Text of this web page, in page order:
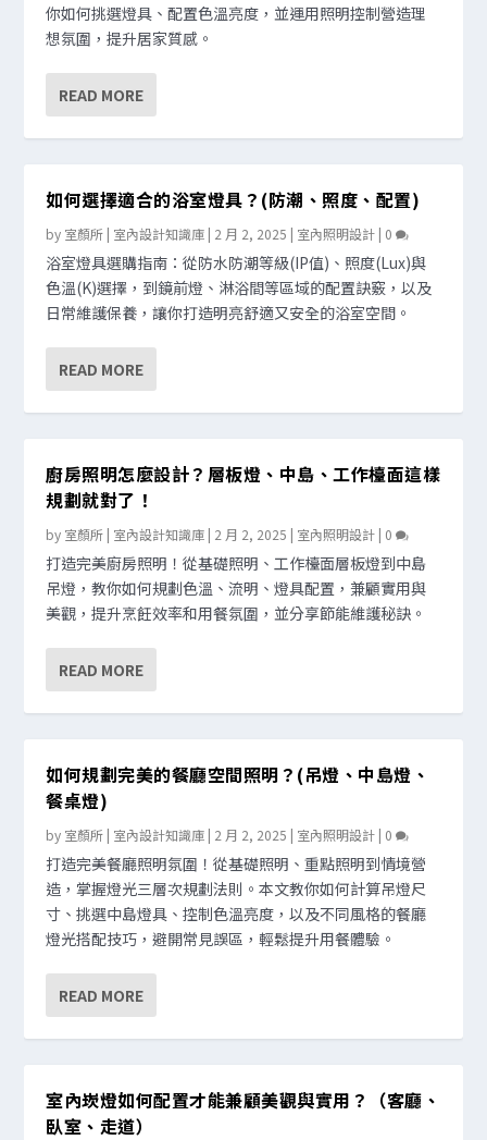
你如何挑選燈具、配置色溫亮度，並運用照明控制營造理
想氛圍，提升居家質感。
READ MORE
如何選擇適合的浴室燈具？(防潮、照度、配置)
by 室顏所 | 室內設計知識庫 | 2 月 2, 2025 | 室內照明設計 | 0
浴室燈具選購指南：從防水防潮等級(IP值)、照度(Lux)與
色溫(K)選擇，到鏡前燈、淋浴間等區域的配置訣竅，以及
日常維護保養，讓你打造明亮舒適又安全的浴室空間。
READ MORE
廚房照明怎麼設計？層板燈、中島、工作檯面這樣
規劃就對了！
by 室顏所 | 室內設計知識庫 | 2 月 2, 2025 | 室內照明設計 | 0
打造完美廚房照明！從基礎照明、工作檯面層板燈到中島
吊燈，教你如何規劃色溫、流明、燈具配置，兼顧實用與
美觀，提升烹飪效率和用餐氛圍，並分享節能維護秘訣。
READ MORE
如何規劃完美的餐廳空間照明？(吊燈、中島燈、
餐桌燈)
by 室顏所 | 室內設計知識庫 | 2 月 2, 2025 | 室內照明設計 | 0
打造完美餐廳照明氛圍！從基礎照明、重點照明到情境營
造，掌握燈光三層次規劃法則。本文教你如何計算吊燈尺
寸、挑選中島燈具、控制色溫亮度，以及不同風格的餐廳
燈光搭配技巧，避開常見誤區，輕鬆提升用餐體驗。
READ MORE
室內崁燈如何配置才能兼顧美觀與實用？（客廳、
臥室、走道）